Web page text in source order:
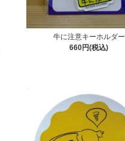
牛に注意キーホルダー
660円(税込)